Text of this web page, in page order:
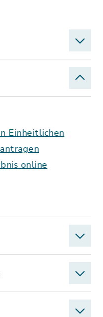
Einheitlichen
online